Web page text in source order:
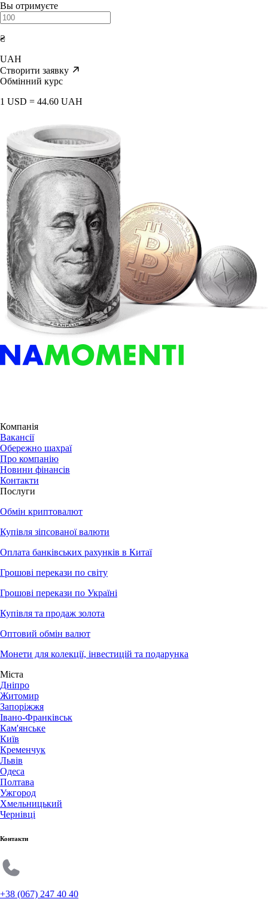
Вы отримуєте
₴
UAH
Створити заявку
Обмінний курс
1 USD = 44.60 UAH
Компанія
Вакансії
Обережно шахраї
Про компанію
Новини фінансів
Контакти
Послуги
Обмін криптовалют
Купівля зіпсованої валюти
Оплата банківських рахунків в Китаї
Грошові перекази по світу
Грошові перекази по Україні
Купівля та продаж золота
Оптовий обмін валют
Монети для колекції, інвестицій та подарунка
Міста
Дніпро
Житомир
Запоріжжя
Івано-Франківськ
Кам'янське
Київ
Кременчук
Львів
Одеса
Полтава
Ужгород
Хмельницький
Чернівці
Контакти
+38 (067) 247 40 40